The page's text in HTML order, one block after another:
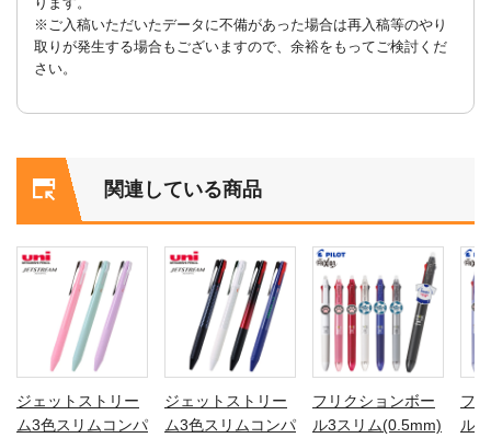
※ご入稿いただいたデータに不備があった場合は再入稿等のやり
取りが発生する場合もございますので、余裕をもってご検討くだ
さい。
関連している商品
ジェットストリー
ム3色スリムコンパ
ジェットストリー
ム3色スリムコンパ
フリクションボー
ル3スリム(0.5mm)
フ
ル3